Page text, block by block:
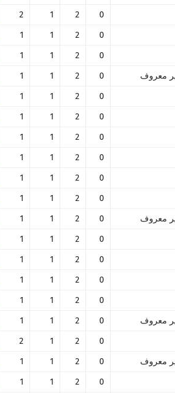
0
2
1
2
0
2
1
1
0
2
1
1
معروف
0
2
1
1
0
2
1
1
0
2
1
1
0
2
1
1
0
2
1
1
0
2
1
1
0
2
1
1
معروف
0
2
1
1
0
2
1
1
0
2
1
1
0
2
1
1
0
2
1
1
معروف
0
2
1
1
0
2
1
2
معروف
0
2
1
1
0
2
1
1